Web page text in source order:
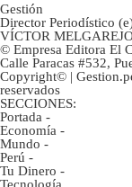
Gestión
Director Periodístico
VÍCTOR
© Empresa Editora El
Calle Paracas #532,
Copyright© |
reservados
SECCIONES:
Portada -
Economía -
Mundo -
Perú -
Tu Dinero -